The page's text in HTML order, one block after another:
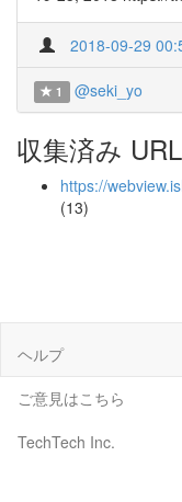
2018-09-29
1 @seki_yo
収集済み
https://
(13)
ヘルプ
ご意見はこちら
TechTech Inc.